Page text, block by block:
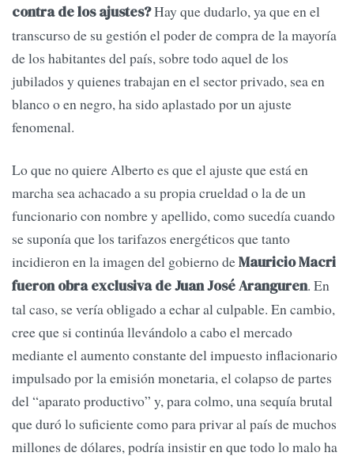
contra de los ajustes?Hay que dudarlo, ya que en el
transcurso de su gestión el poder de compra de la mayoría
de los habitantes del país, sobre todo aquel de los
jubilados y quienes trabajan en el sector privado, sea en
blanco o en negro, ha sido aplastado por un ajuste
fenomenal.
Lo que no quiere Alberto es que el ajuste que está en
marcha sea achacado a su propia crueldad o la de un
funcionario con nombre y apellido, como sucedía cuando
se suponía que los tarifazos energéticos que tanto
incidieron en la imagen del gobierno deMauricio Macri
fueron obra exclusiva de Juan José Aranguren. En
tal caso, se vería obligado a echar al culpable. En cambio,
cree que si continúa llevándolo a cabo el mercado
mediante el aumento constante del impuesto inflacionario
impulsado por la emisión monetaria, el colapso de partes
del “aparato productivo” y, para colmo, una sequía brutal
que duró lo suficiente como para privar al país de muchos
millones de dólares, podría insistir en que todo lo malo ha